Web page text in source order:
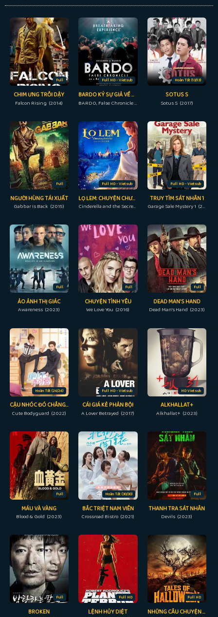
Full
CHIM ƯNG TRỖI DẬY
Falcon Rising (2014)
Full HD - Vietsub
BARDO KÝ SỰ GIẢ VỀ ĐÔI CHÚT SỰ THẬT
BARDO, False Chronicle of a Handful of Truths (2022)
Hoàn Tất (13/13)
SOTUS S
Sotus S (2017)
Full
NGƯỜI HÙNG TÁI XUẤT
Gabbar Is Back (2015)
Full HD - Vietsub
LỌ LEM: CHUYỆN CHƯA KỂ
Cinderella and the Secret Prince (2018)
Full HD - Vietsub
TRUY TÌM SÁT NHÂN 1
Garage Sale Mystery 1 (2013)
Full
ẢO ẢNH THỊ GIÁC
Awareness (2023)
Full
CHUYỆN TÌNH YÊU
We Love You (2016)
Full
DEAD MAN’S HAND
Dead Man's Hand (2023)
Hoàn Tất (24/24)
CẬU NHÓC ĐÓ CHẲNG ĐÁNG YÊU
Cute Bodyguard (2022)
Full HD - Vietsub
CÁI GIÁ KẺ PHẢN BỘI
A Lover Betrayed (2017)
HD Vietsub
ALKHALLAT+
Alkhallat+ (2023)
Full
MÁU VÀ VÀNG
Blood & Gold (2023)
Hoàn Tất (30/30)
BẮC TRIỆT NAM VIÊN
Crossroad Bistro (2021)
Full
THANH TRA SÁT NHÂN
Devils (2023)
Full
BROKEN
Full HD
LỆNH HỦY DIỆT
Full HD
NHỮNG CÂU CHUYỆN ĐÊM HALLOWEEN